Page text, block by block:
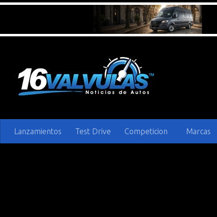
Lanzamientos Test Drive Competicion Marcas